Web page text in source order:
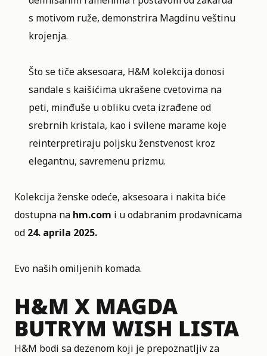
s motivom ruže, demonstrira Magdinu veštinu
krojenja.
Što se tiče aksesoara, H&M kolekcija donosi
sandale s kaišićima ukrašene cvetovima na
peti, minđuše u obliku cveta izrađene od
srebrnih kristala, kao i svilene marame koje
reinterpretiraju poljsku ženstvenost kroz
elegantnu, savremenu prizmu.
Kolekcija ženske odeće, aksesoara i nakita biće
dostupna na hm.com i u odabranim prodavnicama
od 24. aprila 2025.
Evo naših omiljenih komada.
H&M X MAGDA
BUTRYM WISH LISTA
H&M bodi sa dezenom koji je prepoznatljiv za